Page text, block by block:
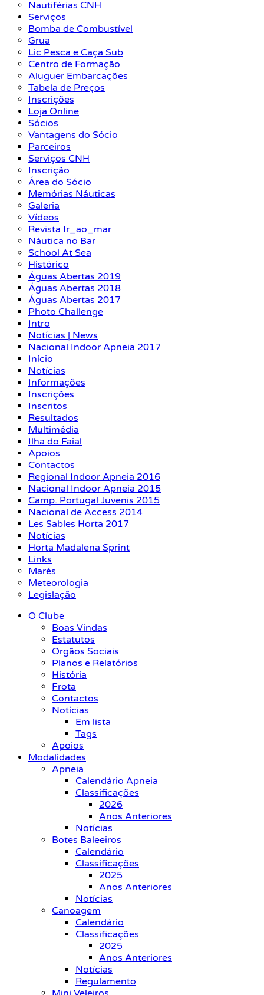
Nautiférias CNH
Serviços
Bomba de Combustível
Grua
Lic Pesca e Caça Sub
Centro de Formação
Aluguer Embarcações
Tabela de Preços
Inscrições
Loja Online
Sócios
Vantagens do Sócio
Parceiros
Serviços CNH
Inscrição
Área do Sócio
Memórias Náuticas
Galeria
Vídeos
Revista Ir_ao_mar
Náutica no Bar
School At Sea
Histórico
Águas Abertas 2019
Águas Abertas 2018
Águas Abertas 2017
Photo Challenge
Intro
Notícias | News
Nacional Indoor Apneia 2017
Início
Notícias
Informações
Inscrições
Inscritos
Resultados
Multimédia
Ilha do Faial
Apoios
Contactos
Regional Indoor Apneia 2016
Nacional Indoor Apneia 2015
Camp. Portugal Juvenis 2015
Nacional de Access 2014
Les Sables Horta 2017
Notícias
Horta Madalena Sprint
Links
Marés
Meteorologia
Legislação
O Clube
Boas Vindas
Estatutos
Orgãos Sociais
Planos e Relatórios
História
Frota
Contactos
Notícias
Em lista
Tags
Apoios
Modalidades
Apneia
Calendário Apneia
Classificações
2026
Anos Anteriores
Notícias
Botes Baleeiros
Calendário
Classificações
2025
Anos Anteriores
Notícias
Canoagem
Calendário
Classificações
2025
Anos Anteriores
Notícias
Regulamento